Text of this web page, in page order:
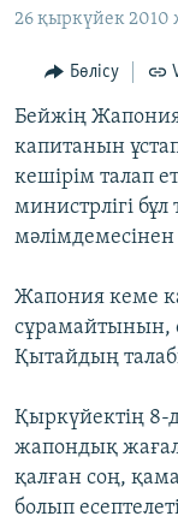
to
Navigation
Skip
to
Search
ҚАҢТАР
АДАМ
ӘЛЕУМЕТ
ӘЛЕМ
АРНАЙЫ
ЖАЗЫЛЫҢЫЗ
Басқа
26 қыркүйек 2010
Бөлісу
Бейжің
капитанын
кешірім талап
министрлігі
Жапония кеме
сұрамайтынын,
Қытайдың
Қыркүйектің
жапондық
қалған соң,
болып